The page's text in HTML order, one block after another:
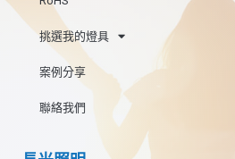
挑選我的燈具
案例分享
聯絡我們